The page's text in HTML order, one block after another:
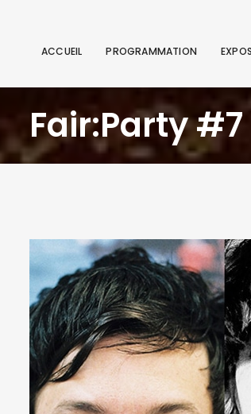
ACCUEIL PROGRAMMATION
Fair:Party #7